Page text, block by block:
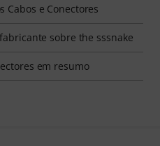
Cabos e Conectores
sobre the sssnake
em resumo